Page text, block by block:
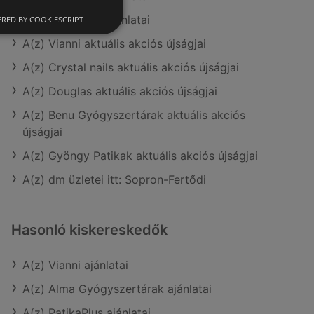
A(z) Rossmann ajánlatai
A(z) Vianni aktuális akciós újságjai
A(z) Crystal nails aktuális akciós újságjai
A(z) Douglas aktuális akciós újságjai
A(z) Benu Gyógyszertárak aktuális akciós
újságjai
A(z) Gyöngy Patikak aktuális akciós újságjai
A(z) dm üzletei itt: Sopron-Fertődi
Hasonló kiskereskedők
A(z) Vianni ajánlatai
A(z) Alma Gyógyszertárak ajánlatai
BY COOKIESCRIPT